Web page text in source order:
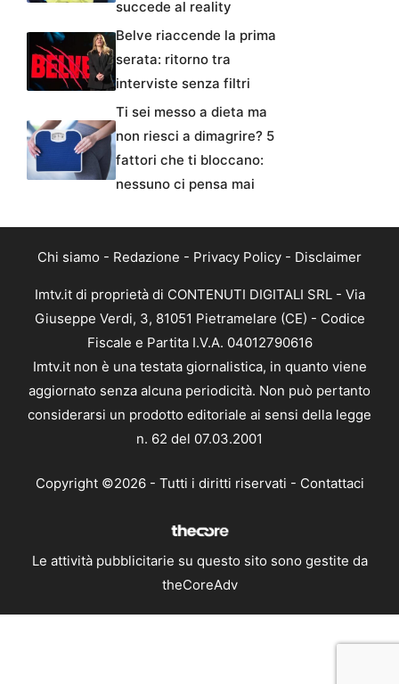
succede al reality
Belve riaccende la prima
serata: ritorno tra
interviste senza filtri
Ti sei messo a dieta ma
non riesci a dimagrire? 5
fattori che ti bloccano:
nessuno ci pensa mai
Chi siamo - Redazione - Privacy Policy - Disclaimer
Imtv.it di proprietà di CONTENUTI DIGITALI SRL - Via
Giuseppe Verdi, 3, 81051 Pietramelare (CE) - Codice
Fiscale e Partita I.V.A. 04012790616
Imtv.it non è una testata giornalistica, in quanto viene
aggiornato senza alcuna periodicità. Non può pertanto
considerarsi un prodotto editoriale ai sensi della legge
n. 62 del 07.03.2001
Copyright ©2026 - Tutti i diritti riservati - Contattaci
Le attività pubblicitarie su questo sito sono gestite da
theCoreAdv